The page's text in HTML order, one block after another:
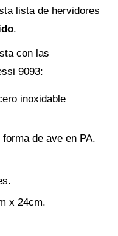
lista de hervidores
.
con las
9093:
inoxidable
de ave en PA.
x 24cm.